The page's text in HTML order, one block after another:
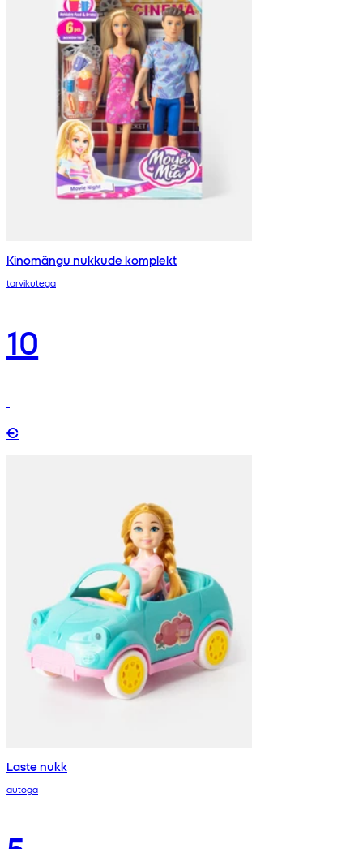
Kinomängu nukkude komplekt
tarvikutega
10
€
Laste nukk
autoga